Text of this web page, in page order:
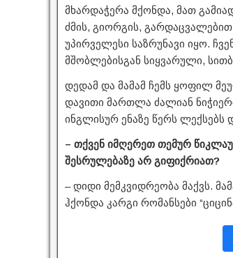
მხარდაჭერა მქონდა, მათ
ძმის, გიორგის,
უპირველესი საზრუნავი იყო.
მშობლებისგან სიყვარული,
დედამ და მამამ ჩემს ყოფილ
დავითი მართლა ძალიან
ინგლისურ ენაზე წერს ლექსებს
– თქვენ იმღერეთ თემურ
შესრულებაზე არ გიფიქრიათ?
– დიდი მემკვიდრეობა მაქვს.
ჰქონდა კარგი რომანსები